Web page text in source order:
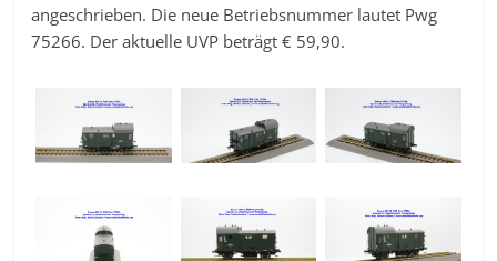
angeschrieben. Die neue Betriebsnummer lautet Pwg
75266. Der aktuelle UVP beträgt € 59,90.